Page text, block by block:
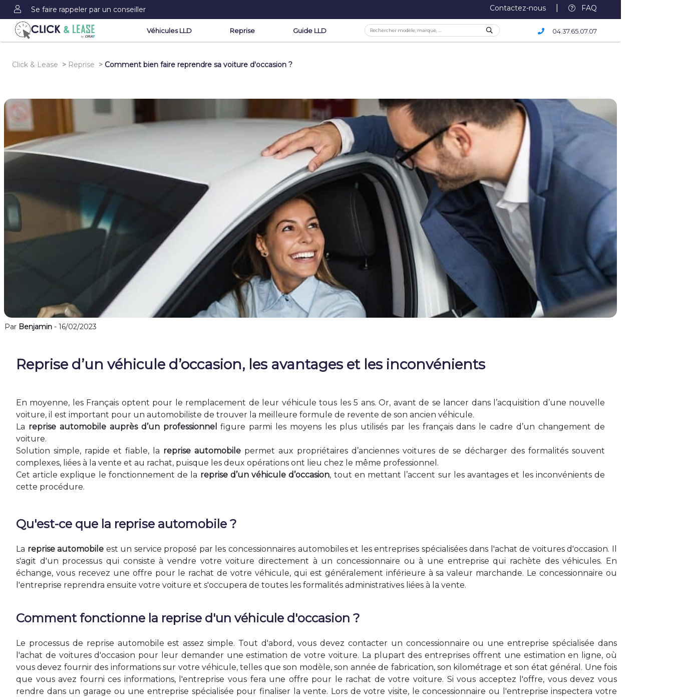
Se faire rappeler par un conseiller Contactez-nous FAQ
Véhicules LLD Reprise Guide LLD 04.37.65.07.07
Click & Lease > Reprise > Comment bien faire reprendre sa voiture d'occasion ?
Par Benjamin - 16/02/2023
Reprise d’un véhicule d’occasion, les avantages et les inconvénients
En moyenne, les Français optent pour le remplacement de leur véhicule tous les 5 ans. Or, avant de se lancer dans l’acquisition d’une nouvelle
voiture, il est important pour un automobiliste de trouver la meilleure formule de revente de son ancien véhicule.
La reprise automobile auprès d’un professionnel figure parmi les moyens les plus utilisés par les français dans le cadre d’un changement de
voiture.
Solution simple, rapide et fiable, la reprise automobile permet aux propriétaires d’anciennes voitures de se décharger des formalités souvent
complexes, liées à la vente et au rachat, puisque les deux opérations ont lieu chez le même professionnel.
Cet article explique le fonctionnement de la reprise d’un véhicule d’occasion, tout en mettant l’accent sur les avantages et les inconvénients de
cette procédure.
Qu'est-ce que la reprise automobile ?
La reprise automobile est un service proposé par les concessionnaires automobiles et les entreprises spécialisées dans l'achat de voitures d'occasion. Il
s'agit d'un processus qui consiste à vendre votre voiture directement à un concessionnaire ou à une entreprise qui rachète des véhicules. En
échange, vous recevez une offre pour le rachat de votre véhicule, qui est généralement inférieure à sa valeur marchande. Le concessionnaire ou
l'entreprise reprendra ensuite votre voiture et s'occupera de toutes les formalités administratives liées à la vente.
Comment fonctionne la reprise d'un véhicule d'occasion ?
Le processus de reprise automobile est assez simple. Tout d'abord, vous devez contacter un concessionnaire ou une entreprise spécialisée dans
l'achat de voitures d'occasion pour leur demander une estimation de votre voiture. La plupart des entreprises offrent une estimation en ligne, où
vous devez fournir des informations sur votre véhicule, telles que son modèle, son année de fabrication, son kilométrage et son état général. Une fois
que vous avez fourni ces informations, l'entreprise vous fera une offre pour le rachat de votre voiture. Si vous acceptez l'offre, vous devez vous
rendre dans un garage ou une entreprise spécialisée pour finaliser la vente. Lors de votre visite, le concessionnaire ou l'entreprise inspectera votre